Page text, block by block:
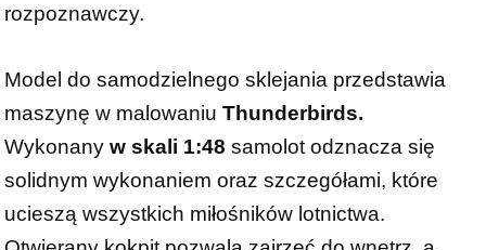
rozpoznawczy.
Model do samodzielnego sklejania przedstawia
maszynę w malowaniuThunderbirds.
Wykonanyw skali 1:48 samolot odznacza się
solidnym wykonaniem oraz szczegółami, które
ucieszą wszystkich miłośników lotnictwa.